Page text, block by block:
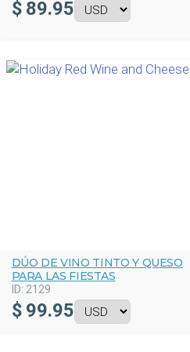
$ 89.95
DÚO DE VINO TINTO Y QUESO
PARA LAS FIESTAS
ID: 2129
$ 99.95